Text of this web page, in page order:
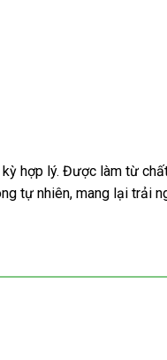
hợp lý. Được làm từ
tự nhiên, mang lại trải